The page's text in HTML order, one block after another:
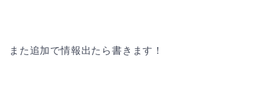
また追加で情報出たら書きます！